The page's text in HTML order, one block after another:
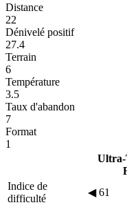
Distance
22
Dénivelé positif
27.4
Terrain
6
Température
3.5
Taux d'abandon
7
Format
1
Indice de
difficulté
◀61